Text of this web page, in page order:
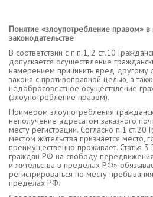
Понятие «злоупотребление правом»
законодательстве
В соответствии с п.п.1, 2 ст.10
допускается осуществление
намерением причинить вред другому
закона с противоправной целью, а
недобросовестное осуществление
(злоупотребление правом).
Примером злоупотребления
неполучение адресатом заказного
месту регистрации. Согласно п.1 ст.20
местом жительства признается место,
преимущественно проживает. Статья
граждан РФ на свободу
и жительства в пределах РФ»
регистрироваться по месту
пределах РФ.